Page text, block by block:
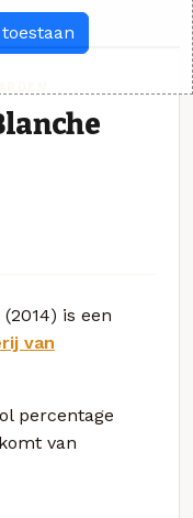
is een
van
percentage
van